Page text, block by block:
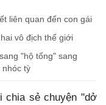
liên quan đến con gái
vô địch thế giới
"hộ tống" sang
nhóc tỳ
chia sẻ chuyện "dở